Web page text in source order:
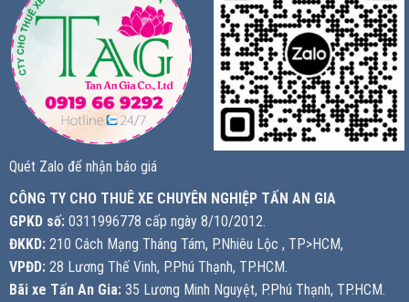
Quét Zalo để nhận báo giá
CÔNG TY CHO THUÊ XE CHUYÊN NGHIỆP TẤN AN GIA
GPKD số: 0311996778 cấp ngày 8/10/2012.
ĐKKD: 210 Cách Mạng Tháng Tám, P.Nhiêu Lộc , TP>HCM,
VPĐD: 28 Lương Thế Vinh, P.Phú Thạnh, TP.HCM.
Bãi xe Tấn An Gia: 35 Lương Minh Nguyệt, P.Phú Thạnh, TP.HCM.